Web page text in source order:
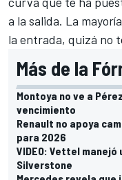
a la salida. La
la entrada, quizá no
Más de la
Montoya no ve a
vencimiento
Renault no apoya
para 2026
VIDEO: Vettel manejó
Silverstone